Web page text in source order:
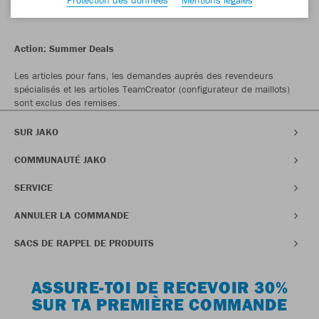
service@jako.com.
Action: Summer Deals
Les articles pour fans, les demandes auprès des revendeurs
spécialisés et les articles TeamCreator (configurateur de maillots)
sont exclus des remises.
SUR JAKO
COMMUNAUTÉ JAKO
SERVICE
ANNULER LA COMMANDE
SACS DE RAPPEL DE PRODUITS
ASSURE-TOI DE RECEVOIR 30%
SUR TA PREMIÈRE COMMANDE